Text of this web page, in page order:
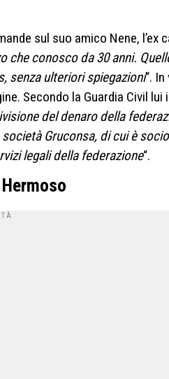
sul suo amico Nene, l’ex
che conosco da 30 anni.
senza ulteriori spiegazioni“.
Secondo la Guardia Civil lui
del denaro della
Gruconsa, di cui è
legali della federazione“.